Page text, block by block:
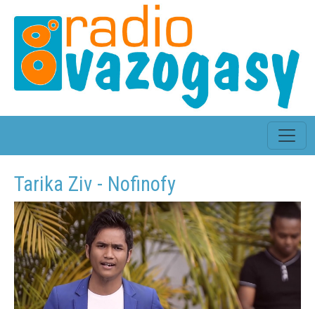
Tarika Ziv - Nofinofy